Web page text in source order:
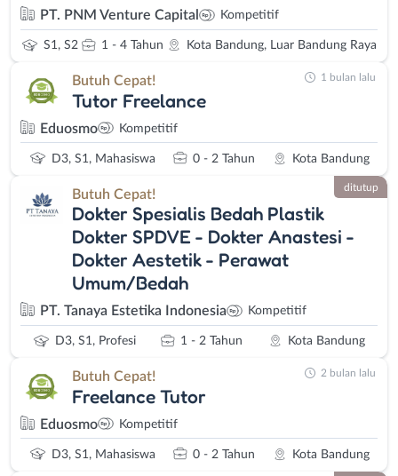
PT. PNM Venture Capital Kompetitif
S1, S2 1 - 4 Tahun Kota Bandung, Luar Bandung Raya
Butuh Cepat!
Tutor Freelance
Eduosmo Kompetitif
D3, S1, Mahasiswa 0 - 2 Tahun Kota Bandung
1 bulan lalu
Butuh Cepat!
Dokter Spesialis Bedah Plastik
Dokter SPDVE - Dokter Anastesi -
Dokter Aestetik - Perawat
Umum/Bedah
PT. Tanaya Estetika Indonesia Kompetitif
D3, S1, Profesi 1 - 2 Tahun Kota Bandung
ditutup
Butuh Cepat!
Freelance Tutor
Eduosmo Kompetitif
D3, S1, Mahasiswa 0 - 2 Tahun Kota Bandung
2 bulan lalu